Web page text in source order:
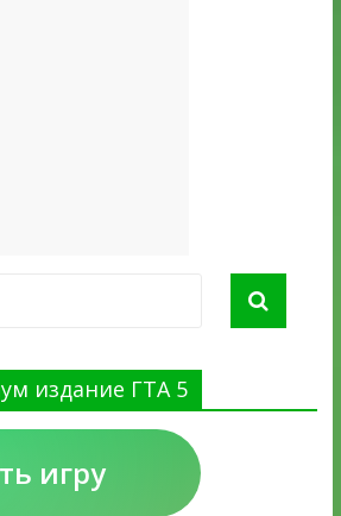
издание ГТА 5
игру